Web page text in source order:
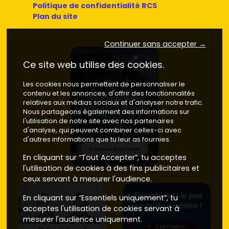
Pas de l'Échelle
souvent compris entre6 500 et 8 000 €/m²selon
Pont d'Étrembièreset berges de l'Arve
fréquemment des prix duneufautour de 6 000 à 7
200 €/m².
Limite Annemasse / Ambilly: pratique pour rejoindre
lagare d'Annemasse(Léman Express) et les pôles
commerciaux. Leneufse positionne souvent entre
200 et 7 500 €/m², porté par la tension frontalière.
Si tu élargis le périmètre àAnnemasse ,Ambillyou
Monnetier-Mornex, tu peux repérer des alternatives
proches, avec parfois un meilleur rapport surface/prix.
Mais l'adresse Étrembières reste un atout fort pour
séduire les frontaliers et faciliter les trajets quotidiens.
Appartement neuf Étrembières vs
Politique de confidentialité RCS
Plan du site
Continuer sans accepter →
Ce site web utilise des cookies.
Les cookies nous permettent de personnaliser le
contenu et les annonces, d'offrir des fonctionnalités
relatives aux médias sociaux et d'analyser notre trafic.
Nous partageons également des informations sur
l'utilisation de notre site avec nos partenaires
d'analyse, qui peuvent combiner celles-ci avec
d'autres informations que tu leur as fournies.
En cliquant sur “Tout Accepter”, tu acceptes
l'utilisation de cookies à des fins publicitaires et
ceux servant à mesurer l'audience.
En cliquant sur “Essentiels uniquement”, tu
acceptes l'utilisation de cookies servant à
mesurer l'audience uniquement.